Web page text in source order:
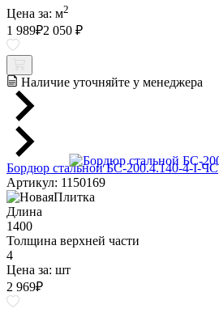
Цена за: м2
1 989₽2 050 ₽
Наличие уточняйте у менеджера
Бордюр стальной БС-200.4.140-4-I-ЧС
Артикул: 1150169
Длина
1400
Толщина верхней части
4
Цена за: шт
2 969₽